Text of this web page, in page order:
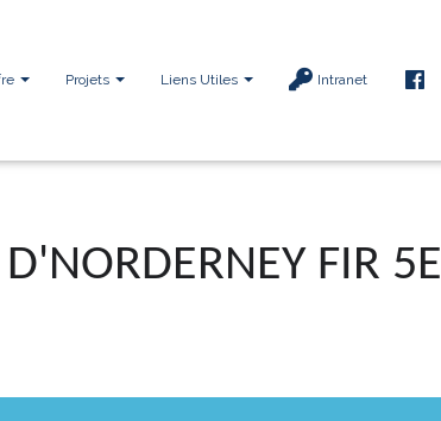
Projets Liens Utiles Intranet
FIR 5E